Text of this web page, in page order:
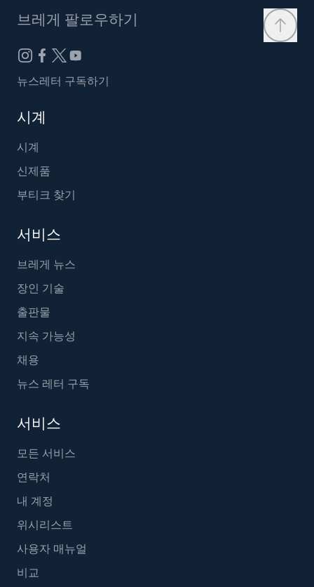
브레게 팔로우하기
뉴스레터 구독하기
시계
시계
신제품
부티크 찾기
서비스
브레게 뉴스
장인 기술
출판물
지속 가능성
채용
뉴스 레터 구독
서비스
모든 서비스
연락처
내 계정
위시리스트
사용자 매뉴얼
비교